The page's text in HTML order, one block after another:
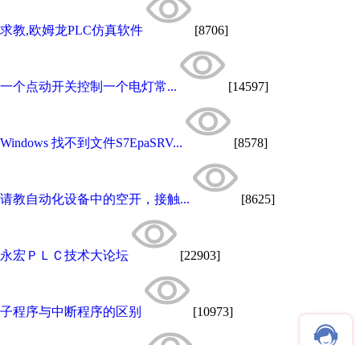
求教,欧姆龙PLC仿真软件 [8706]
一个点动开关控制一个电灯常... [14597]
Windows 找不到文件S7EpaSRV... [8578]
请教自动化设备中的空开，接触... [8625]
永宏ＰＬＣ技术大论坛 [22903]
子程序与中断程序的区别 [10973]